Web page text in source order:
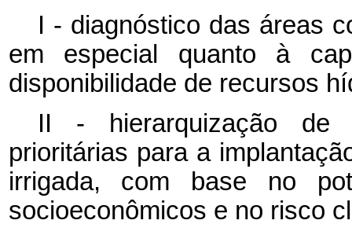
I - diagnóstico das áreas
em especial quanto à
disponibilidade de recursos
II - hierarquização de
prioritárias para a
irrigada, com base no
socioeconômicos e no risco